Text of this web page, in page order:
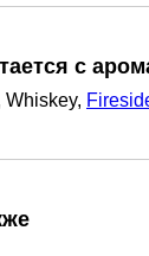
с
Whiskey,